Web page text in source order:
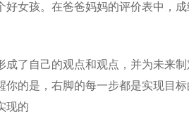
好女孩。在爸爸妈妈的评价表中，
成了自己的观点和观点，并为未来
你的是，右脚的每一步都是实现目
现的